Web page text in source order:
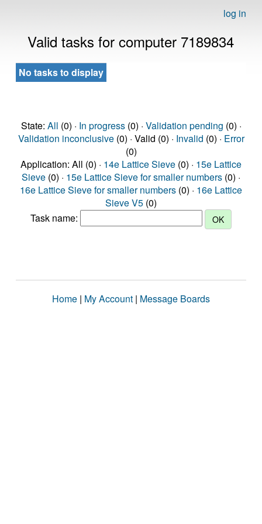
log in
Valid tasks for computer 7189834
No tasks to display
State: All (0) · In progress(0) · Validation pending (0) ·
Validation inconclusive(0) · Valid (0) · Invalid (0) · Error
(0)
Application: All (0) · 14e Lattice Sieve (0) · 15e Lattice
Sieve (0) · 15e Lattice Sieve for smaller numbers (0) ·
16e Lattice Sieve for smaller numbers (0) · 16e Lattice
Sieve V5 (0)
Task name:
Home | My Account | Message Boards